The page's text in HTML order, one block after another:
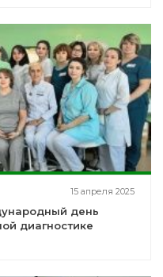
15 апреля 2025
день
диагностике